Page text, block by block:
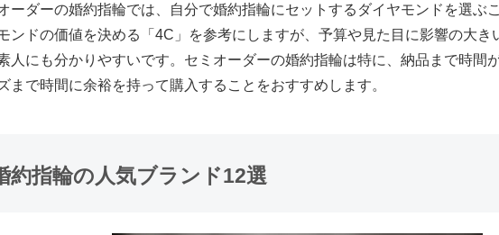
ーダーの婚約指輪では、自分で婚約指輪にセットするダイヤモンドを選ぶ
ンドの価値を決める「4C」を参考にしますが、予算や見た目に影響の大き
人にも分かりやすいです。セミオーダーの婚約指輪は特に、納品まで時間
まで時間に余裕を持って購入することをおすすめします。
約指輪の人気ブランド12選